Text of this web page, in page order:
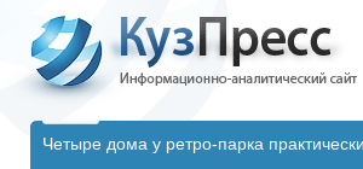
Четыре дома у ретро-парка